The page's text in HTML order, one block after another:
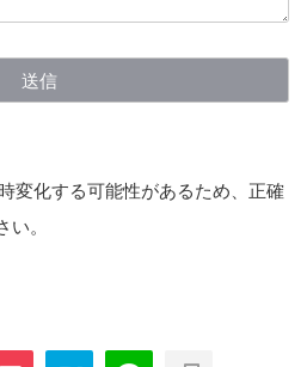
変化する可能性があるため、正確
。